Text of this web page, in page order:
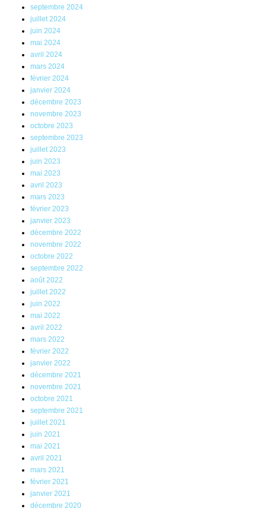
septembre 2024
juillet 2024
juin 2024
mai 2024
avril 2024
mars 2024
février 2024
janvier 2024
décembre 2023
novembre 2023
octobre 2023
septembre 2023
juillet 2023
juin 2023
mai 2023
avril 2023
mars 2023
février 2023
janvier 2023
décembre 2022
novembre 2022
octobre 2022
septembre 2022
août 2022
juillet 2022
juin 2022
mai 2022
avril 2022
mars 2022
février 2022
janvier 2022
décembre 2021
novembre 2021
octobre 2021
septembre 2021
juillet 2021
juin 2021
mai 2021
avril 2021
mars 2021
février 2021
janvier 2021
décembre 2020